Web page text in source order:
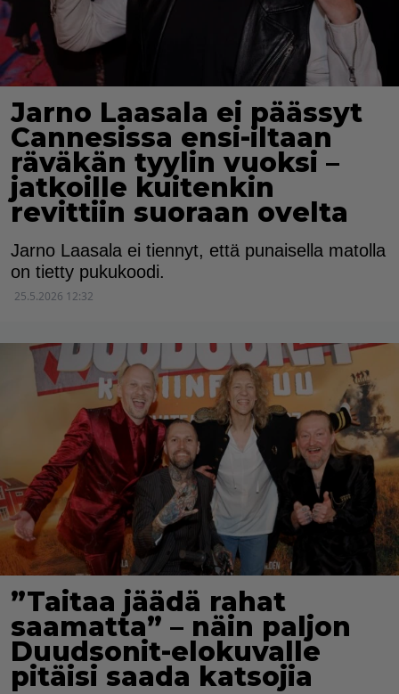
Jarno Laasala ei päässyt
Cannesissa ensi-iltaan
räväkän tyylin vuoksi –
jatkoille kuitenkin
revittiin suoraan ovelta
Jarno Laasala ei tiennyt, että punaisella matolla
on tietty pukukoodi.
25.5.2026 12:32
”Taitaa jäädä rahat
saamatta” – näin paljon
Duudsonit-elokuvalle
pitäisi saada katsojia